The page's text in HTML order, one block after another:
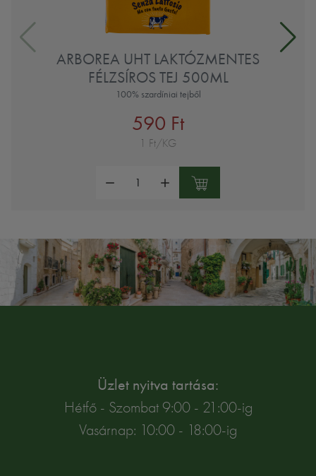
ARBOREA UHT LAKTÓZMENTES
FÉLZSÍROS TEJ 500ML
100% szardíniai tejből
590 Ft
1 Ft/KG
Üzlet nyitva tartása:
Hétfő - Szombat 9:00 - 21:00-ig
Vasárnap: 10:00 - 18:00-ig